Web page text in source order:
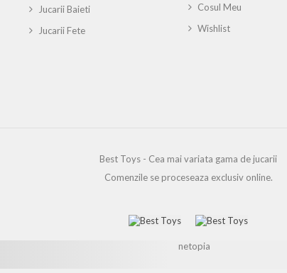
Jucarii Baieti
Jucarii Fete
Cosul Meu
Wishlist
Best Toys - Cea mai variata gama de jucarii
Comenzile se proceseaza exclusiv online.